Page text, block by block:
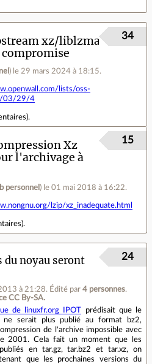
xz/liblzma
) le 29 mars 2024 à 18:15.
34
lists/oss-
03/29/4
).
Xz
l'archivage à
personnel ) le 01 mai 2018 à 16:22.
15
lzip/xz_inadequate.html
).
du noyau seront
à 21:28. Édité par 4 personnes.
CC By‑SA.
24
de linuxfr.org IPOT prédisait que le
ne serait plus publié au format bz2,
de l'archive impossible avec
2001. Cela fait un moment que les
en tar.gz, tar.bz2 et tar.xz, on
que les prochaines versions du